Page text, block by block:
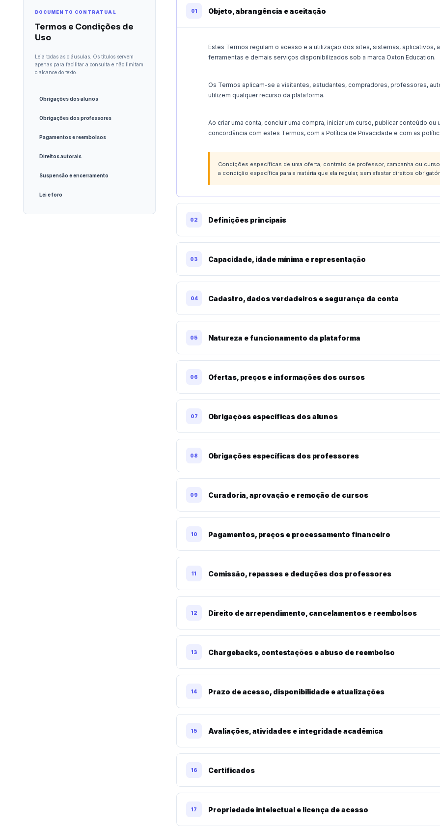
DOCUMENTO CONTRATUAL
Termos e Condições de
Uso
Leia todas as cláusulas. Os títulos servem
apenas para facilitar a consulta e não limitam
o alcance do texto.
Obrigações dos alunos
Obrigações dos professores
Pagamentos e reembolsos
Direitos autorais
Suspensão e encerramento
Lei e foro
01 Objeto, abrangência e aceitação
Estes Termos regulam o acesso e a utilização dos sites, sistemas,
ferramentas e demais serviços disponibilizados sob a marca Oxton Education.
Os Termos aplicam-se a visitantes, estudantes, compradores, professores,
utilizem qualquer recurso da plataforma.
Ao criar uma conta, concluir uma compra, iniciar um curso, publicar conteúdo
concordância com estes Termos, com a Política de Privacidade e com as
Condições específicas de uma oferta, contrato de professor, campanha ou
a condição específica para a matéria que ela regular, sem afastar direitos
02 Definições principais
03 Capacidade, idade mínima e representação
04 Cadastro, dados verdadeiros e segurança da conta
05 Natureza e funcionamento da plataforma
06 Ofertas, preços e informações dos cursos
07 Obrigações específicas dos alunos
08 Obrigações específicas dos professores
09 Curadoria, aprovação e remoção de cursos
10 Pagamentos, preços e processamento financeiro
11 Comissão, repasses e deduções dos professores
12 Direito de arrependimento, cancelamentos e reembolsos
13 Chargebacks, contestações e abuso de reembolso
14 Prazo de acesso, disponibilidade e atualizações
15 Avaliações, atividades e integridade acadêmica
16 Certificados
17 Propriedade intelectual e licença de acesso